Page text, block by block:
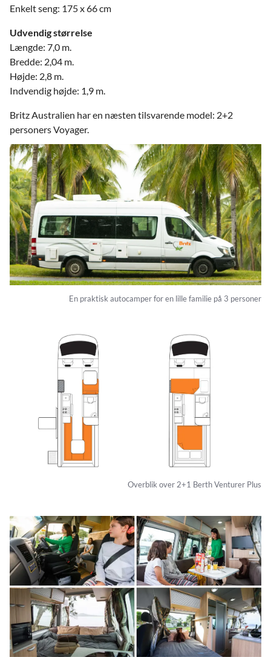
Enkelt seng: 175 x 66 cm
Udvendig størrelse
Længde: 7,0 m.
Bredde: 2,04 m.
Højde: 2,8 m.
Indvendig højde: 1,9 m.
Britz Australien har en næsten tilsvarende model: 2+2
personers Voyager.
En praktisk autocamper for en lille familie på 3 personer
Overblik over 2+1 Berth Venturer Plus